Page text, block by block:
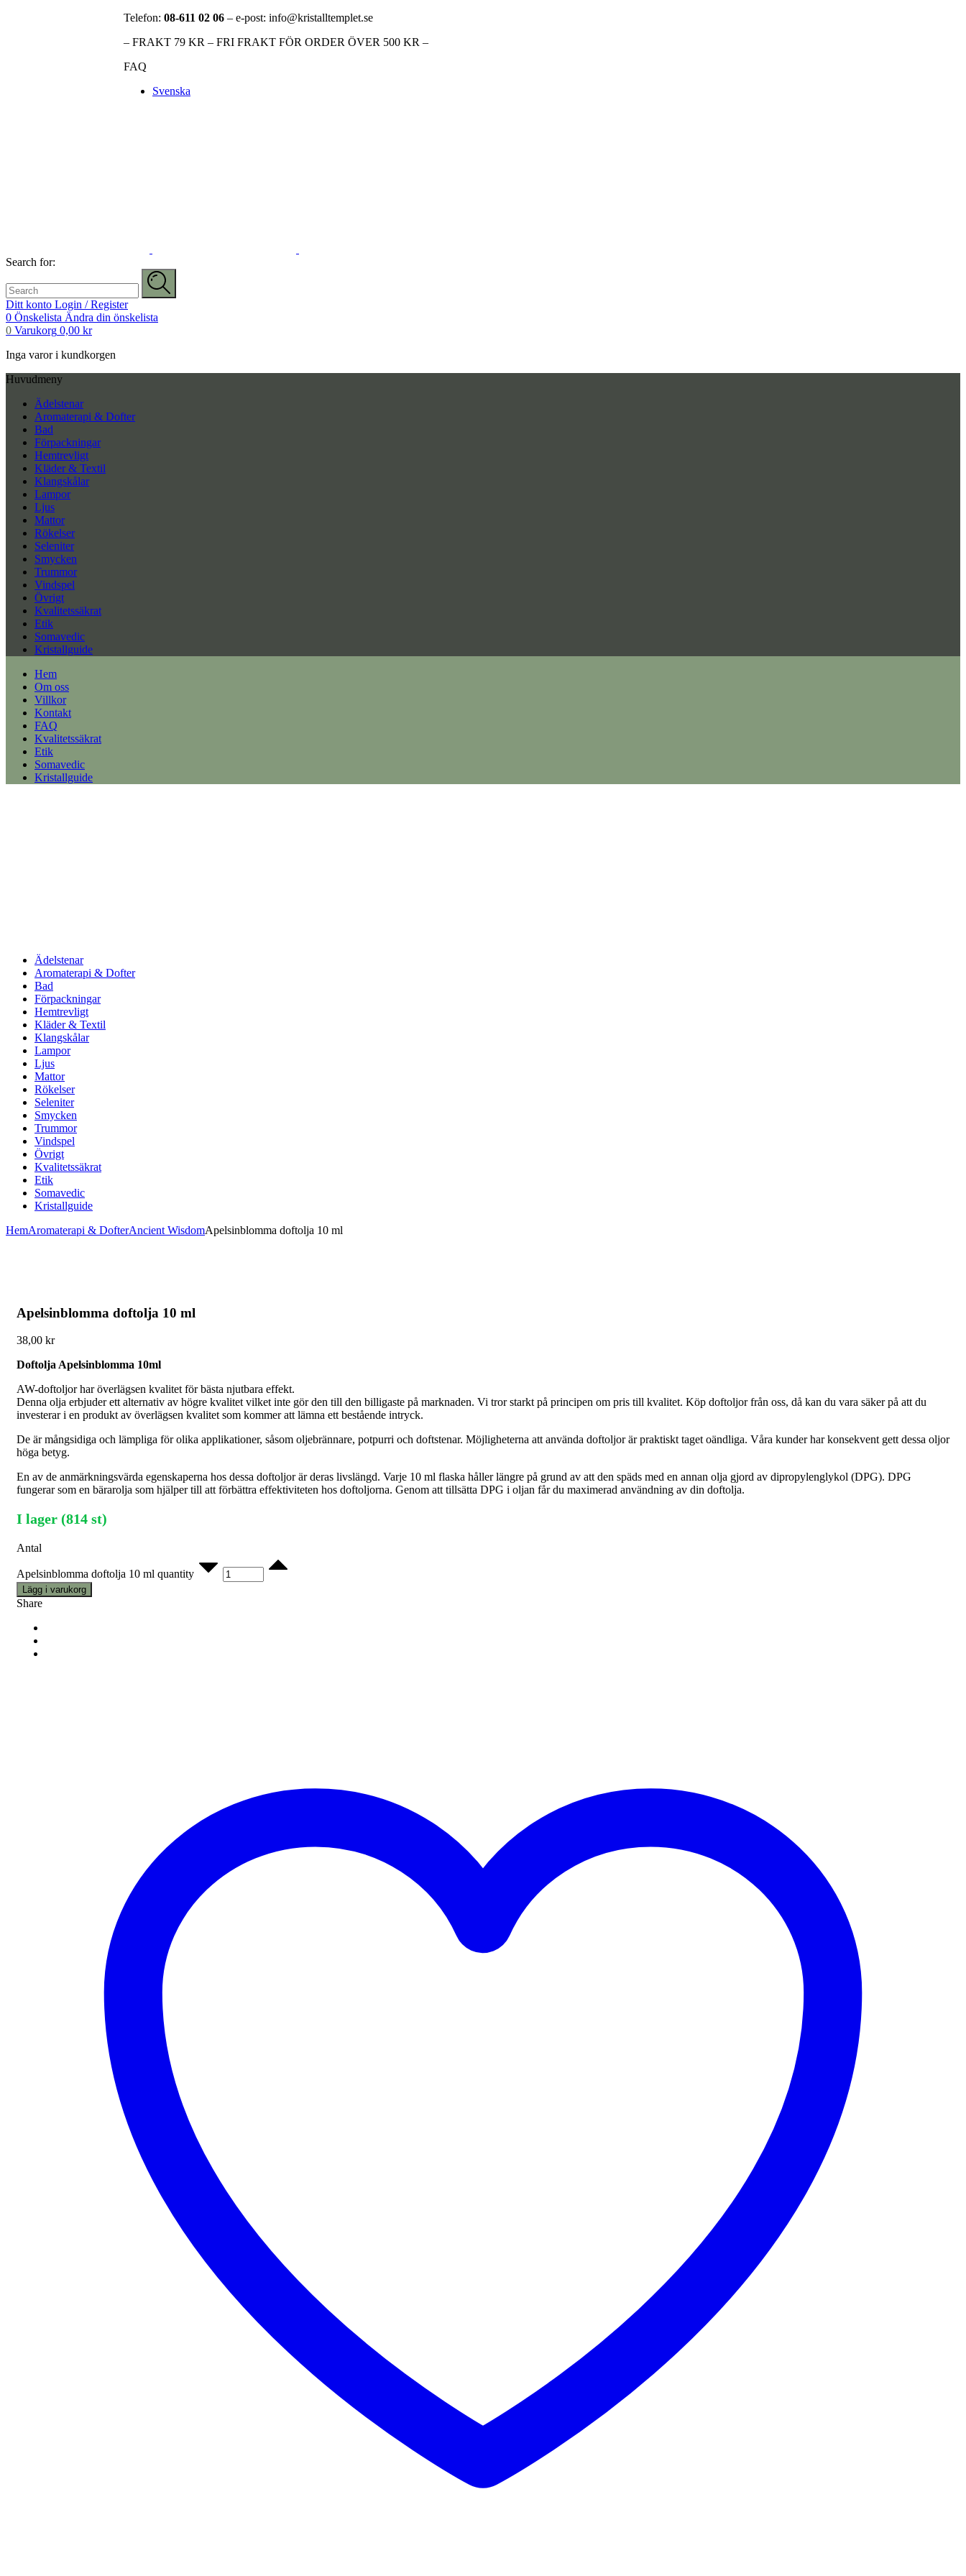
Telefon: 08-611 02 06 – e-post: info@kristalltemplet.se
– FRAKT 79 KR – FRI FRAKT FÖR ORDER ÖVER 500 KR –
FAQ
Svenska
Search for:
Ditt konto Login / Register
0 Önskelista Ändra din önskelista
0 Varukorg 0,00 kr
Inga varor i kundkorgen
Huvudmeny
Ädelstenar
Aromaterapi & Dofter
Bad
Förpackningar
Hemtrevligt
Kläder & Textil
Klangskålar
Lampor
Ljus
Mattor
Rökelser
Seleniter
Smycken
Trummor
Vindspel
Övrigt
Kvalitetssäkrat
Etik
Somavedic
Kristallguide
Hem
Om oss
Villkor
Kontakt
FAQ
Kvalitetssäkrat
Etik
Somavedic
Kristallguide
Ädelstenar
Aromaterapi & Dofter
Bad
Förpackningar
Hemtrevligt
Kläder & Textil
Klangskålar
Lampor
Ljus
Mattor
Rökelser
Seleniter
Smycken
Trummor
Vindspel
Övrigt
Kvalitetssäkrat
Etik
Somavedic
Kristallguide
HemAromaterapi & DofterAncient WisdomApelsinblomma doftolja 10 ml
Apelsinblomma doftolja 10 ml
38,00 kr
Doftolja Apelsinblomma 10ml
AW-doftoljor har överlägsen kvalitet för bästa njutbara effekt.
Denna olja erbjuder ett alternativ av högre kvalitet vilket inte gör den till den billigaste på marknaden. Vi tror starkt på principen om pris till kvalitet. Köp doftoljor från oss, då kan du vara säker på att du
investerar i en produkt av överlägsen kvalitet som kommer att lämna ett bestående intryck.
De är mångsidiga och lämpliga för olika applikationer, såsom oljebrännare, potpurri och doftstenar. Möjligheterna att använda doftoljor är praktiskt taget oändliga. Våra kunder har konsekvent gett dessa oljor
höga betyg.
En av de anmärkningsvärda egenskaperna hos dessa doftoljor är deras livslängd. Varje 10 ml flaska håller längre på grund av att den späds med en annan olja gjord av dipropylenglykol (DPG). DPG
fungerar som en bärarolja som hjälper till att förbättra effektiviteten hos doftoljorna. Genom att tillsätta DPG i oljan får du maximerad användning av din doftolja.
I lager (814 st)
Antal
Apelsinblomma doftolja 10 ml quantity
Lägg i varukorg
Share